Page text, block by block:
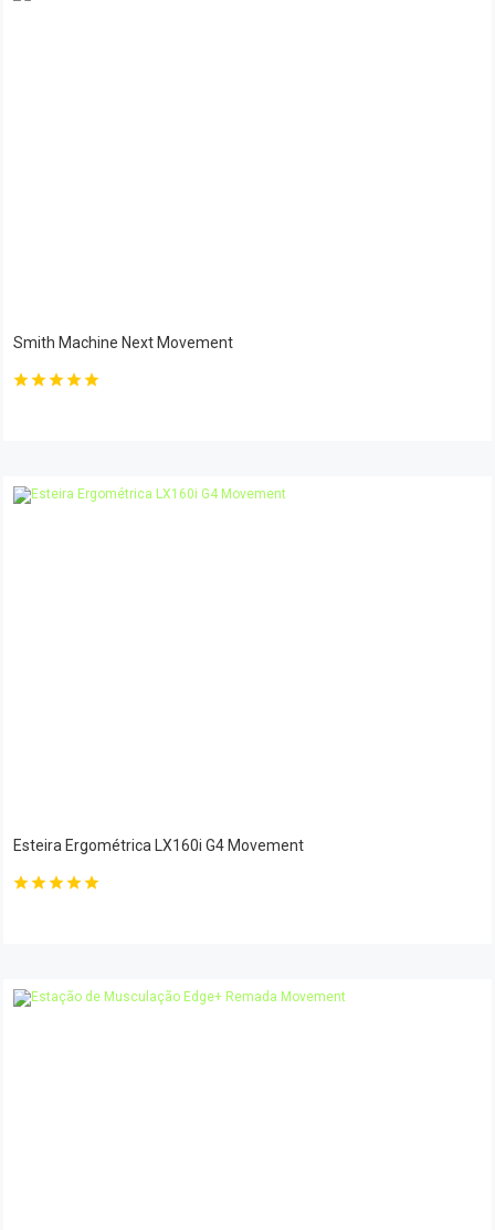
Smith Machine Next Movement
Esteira Ergométrica LX160i G4 Movement